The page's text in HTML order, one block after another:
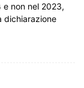
non nel 2023,
dichiarazione